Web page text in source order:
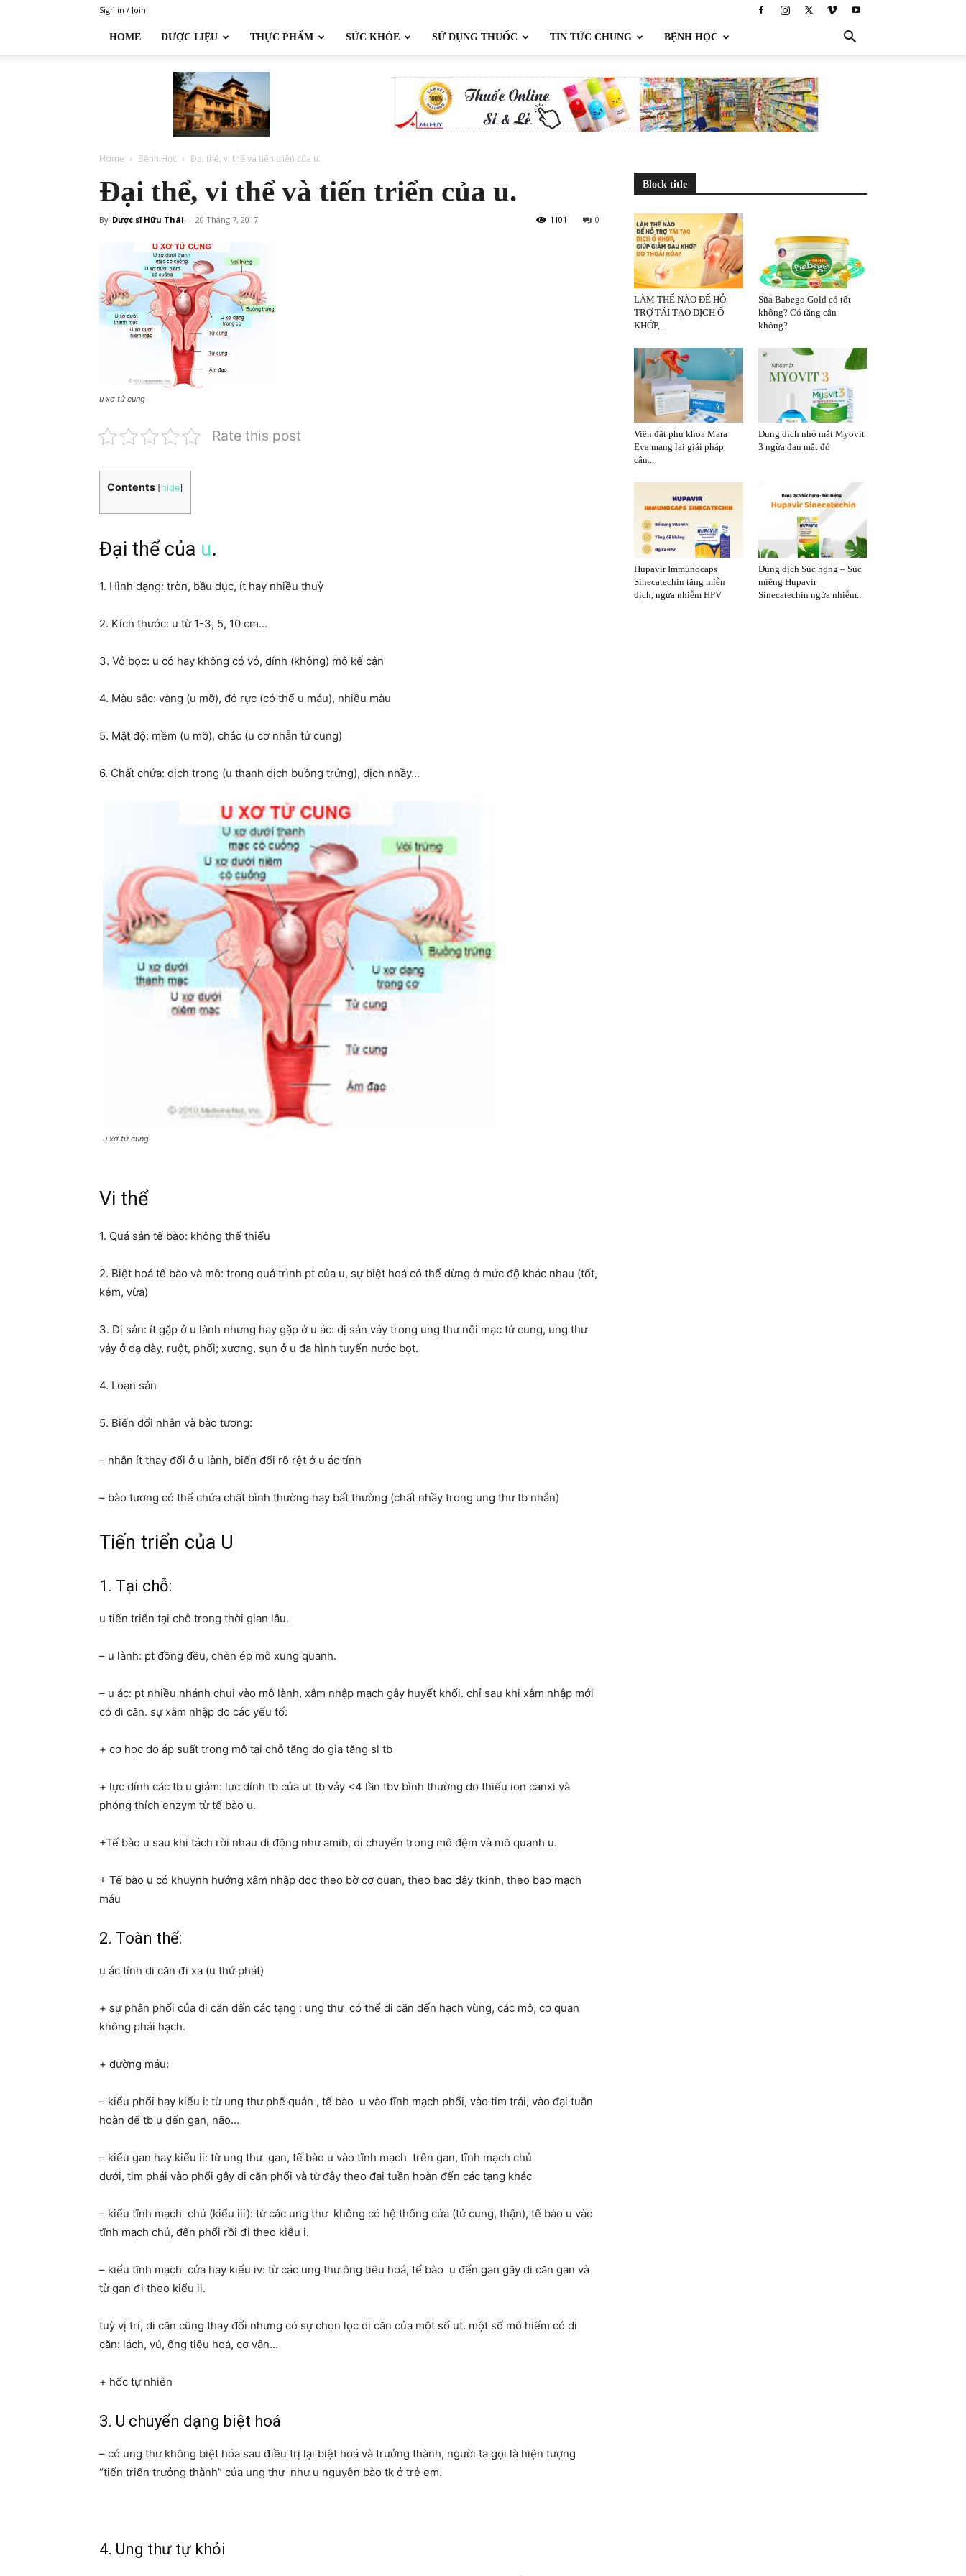
Sign in / Join
HOME DƯỢC LIỆU THỰC PHẨM SỨC KHỎE SỬ DỤNG THUỐC TIN TỨC CHUNG BỆNH HỌC
Home Bệnh Học Đại thể, vi thể và tiến triển của u.
Đại thể, vi thể và tiến triển của u.
By Dược sĩ Hữu Thái - 20 Tháng 7, 2017 0
1101
u xơ tử cung
Rate this post
Contents [hide]
Đại thể của u.
1. Hình dạng: tròn, bầu dục, ít hay nhiều thuỳ
2. Kích thước: u từ 1-3, 5, 10 cm…
3. Vỏ bọc: u có hay không có vỏ, dính (không) mô kế cận
4. Màu sắc: vàng (u mỡ), đỏ rực (có thể u máu), nhiều màu
5. Mật độ: mềm (u mỡ), chắc (u cơ nhẵn tử cung)
6. Chất chứa: dịch trong (u thanh dịch buồng trứng), dịch nhầy…
u xơ tử cung
Vi thể
1. Quá sản tế bào: không thể thiếu
2. Biệt hoá tế bào và mô: trong quá trình pt của u, sự biệt hoá có thể dừng ở mức độ khác nhau (tốt,
kém, vừa)
3. Dị sản: ít gặp ở u lành nhưng hay gặp ở u ác: dị sản vảy trong ung thư nội mạc tử cung, ung thư
vảy ở dạ dày, ruột, phổi; xương, sụn ở u đa hình tuyến nước bọt.
4. Loạn sản
5. Biến đổi nhân và bào tương:
– nhân ít thay đổi ở u lành, biến đổi rõ rệt ở u ác tính
– bào tương có thể chứa chất bình thường hay bất thường (chất nhầy trong ung thư tb nhẫn)
Tiến triển của U
1. Tại chỗ:
u tiến triển tại chỗ trong thời gian lâu.
– u lành: pt đồng đều, chèn ép mô xung quanh.
– u ác: pt nhiều nhánh chui vào mô lành, xâm nhập mạch gây huyết khối. chỉ sau khi xâm nhập mới
có di căn. sự xâm nhập do các yếu tố:
+ cơ học do áp suất trong mô tại chỗ tăng do gia tăng sl tb
+ lực dính các tb u giảm: lực dính tb của ut tb vảy <4 lần tbv bình thường do thiếu ion canxi và
phóng thích enzym từ tế bào u.
+Tế bào u sau khi tách rời nhau di động như amib, di chuyển trong mô đệm và mô quanh u.
+ Tế bào u có khuynh hướng xâm nhập dọc theo bờ cơ quan, theo bao dây tkinh, theo bao mạch
máu
2. Toàn thể:
u ác tính di căn đi xa (u thứ phát)
+ sự phân phối của di căn đến các tạng : ung thư có thể di căn đến hạch vùng, các mô, cơ quan
không phải hạch.
+ đường máu:
– kiểu phổi hay kiểu i: từ ung thư phế quản , tế bào u vào tĩnh mạch phổi, vào tim trái, vào đại tuần
hoàn để tb u đến gan, não…
– kiểu gan hay kiểu ii: từ ung thư gan, tế bào u vào tĩnh mạch trên gan, tĩnh mạch chủ
dưới, tim phải vào phổi gây di căn phổi và từ đây theo đại tuần hoàn đến các tạng khác
– kiểu tĩnh mạch chủ (kiểu iii): từ các ung thư không có hệ thống cửa (tử cung, thận), tế bào u vào
tĩnh mạch chủ, đến phổi rồi đi theo kiểu i.
– kiểu tĩnh mạch cửa hay kiểu iv: từ các ung thư ông tiêu hoá, tế bào u đến gan gây di căn gan và
từ gan đi theo kiểu ii.
tuỳ vị trí, di căn cũng thay đổi nhưng có sự chọn lọc di căn của một số ut. một số mô hiếm có di
căn: lách, vú, ống tiêu hoá, cơ vân…
+ hốc tự nhiên
3. U chuyển dạng biệt hoá
– có ung thư không biệt hóa sau điều trị lại biệt hoá và trưởng thành, người ta gọi là hiện tượng
“tiến triển trưởng thành” của ung thư như u nguyên bào tk ở trẻ em.
4. Ung thư tự khỏi
Block title
LÀM THẾ NÀO ĐỂ HỖ
TRỢ TÁI TẠO DỊCH Ổ
KHỚP,...
Sữa Babego Gold có tốt
không? Có tăng cân
không?
Viên đặt phụ khoa Mara
Eva mang lại giải pháp
cân...
Dung dịch nhỏ mắt Myovit
3 ngừa đau mắt đỏ
Hupavir Immunocaps
Sinecatechin tăng miễn
dịch, ngừa nhiễm HPV
Dung dịch Súc họng – Súc
miệng Hupavir
Sinecatechin ngừa nhiễm...